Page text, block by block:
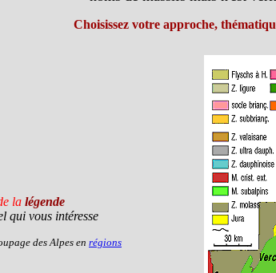
Choisissez votre approche,
la légende
qui vous intéresse
des Alpes en régions